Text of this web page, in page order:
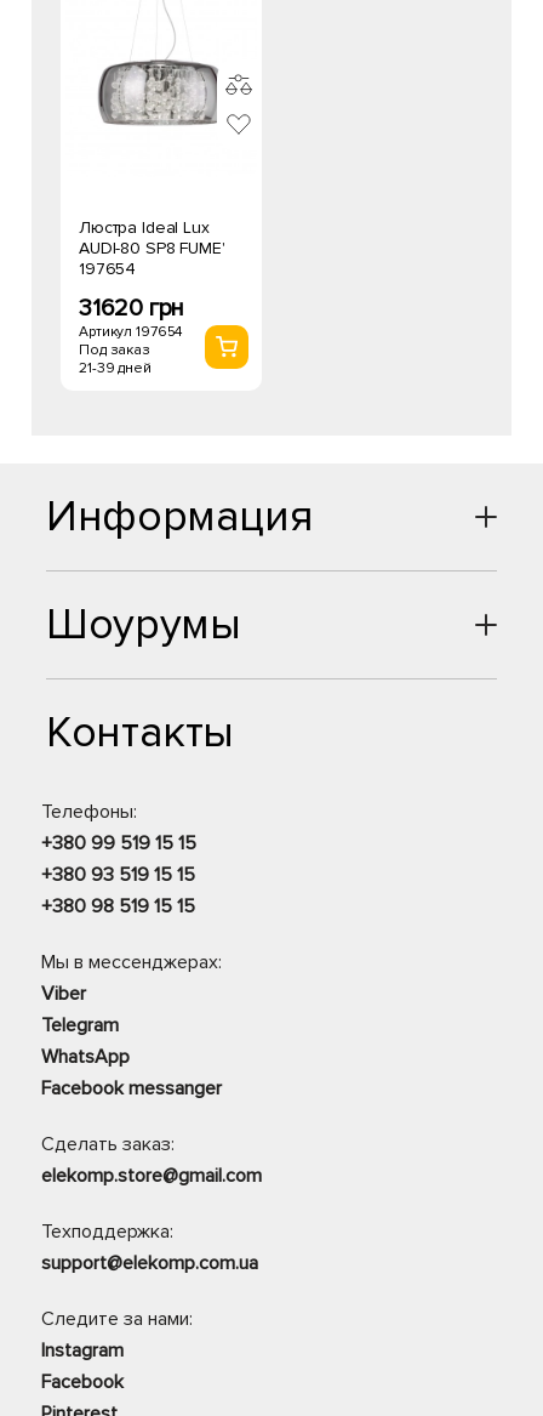
Люстра Ideal Lux
AUDI-80 SP8 FUME'
197654
31620 грн
Артикул 197654
Под заказ
21-39 дней
Шоурумы
Контакты
Телефоны:
+380 99 519 15 15
+380 93 519 15 15
+380 98 519 15 15
Мы в мессенджерах:
Viber
Telegram
WhatsApp
Facebook messanger
Сделать заказ:
elekomp.store@gmail.com
Техподдержка:
support@elekomp.com.ua
Следите за нами:
Instagram
Facebook
Информация